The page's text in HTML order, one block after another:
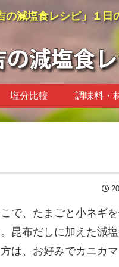
の減塩食レシピ」１日
塩分比較 調味料・
で、たまごと小ネギ
昆布だしに加えた減
は、お好みでカニカ